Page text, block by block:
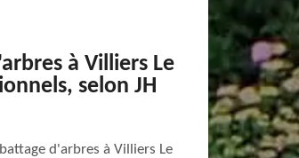
à Villiers Le
selon JH
d'arbres à Villiers Le